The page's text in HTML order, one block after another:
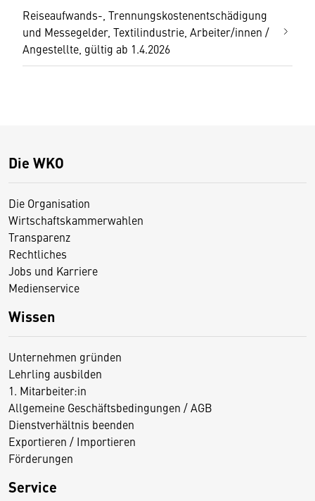
Reiseaufwands-, Trennungskostenentschädigung
und Messegelder, Textilindustrie, Arbeiter/innen /
Angestellte, gültig ab 1.4.2026
Die WKO
Die Organisation
Wirtschaftskammerwahlen
Transparenz
Rechtliches
Jobs und Karriere
Medienservice
Wissen
Unternehmen gründen
Lehrling ausbilden
1. Mitarbeiter:in
Allgemeine Geschäftsbedingungen / AGB
Dienstverhältnis beenden
Exportieren / Importieren
Förderungen
Service